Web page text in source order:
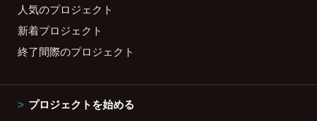
人気のプロジェクト
新着プロジェクト
終了間際のプロジェクト
プロジェクトを始める